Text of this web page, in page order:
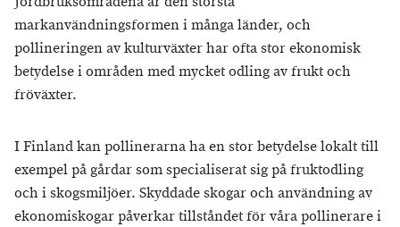
markanvändningsformen i många länder, och
pollineringen av kulturväxter har ofta stor ekonomisk
betydelse i områden med mycket odling av frukt och
fröväxter.
I Finland kan pollinerarna ha en stor betydelse lokalt till
exempel på gårdar som specialiserat sig på fruktodling
och i skogsmiljöer. Skyddade skogar och användning av
ekonomiskogar påverkar tillståndet för våra pollinerare i